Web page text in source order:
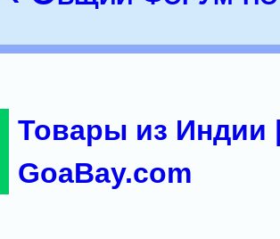
Товары из Индии
GoaBay.com